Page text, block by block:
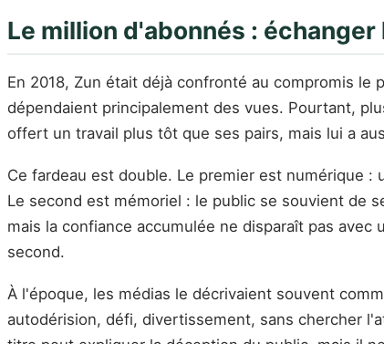
Le million d'abonnés :
En 2018, Zun était déjà confronté au compromis
dépendaient principalement des vues. Pourtant,
offert un travail plus tôt que ses pairs, mais lui a
Ce fardeau est double. Le premier est numérique
Le second est mémoriel : le public se souvient de
mais la confiance accumulée ne disparaît pas
second.
À l'époque, les médias le décrivaient souvent
autodérision, défi, divertissement, sans chercher